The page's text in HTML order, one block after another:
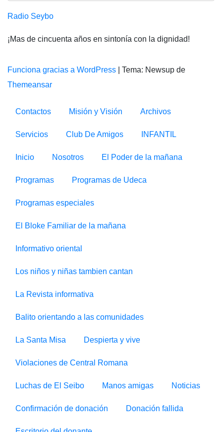
Radio Seybo
¡Mas de cincuenta años en sintonía con la dignidad!
Funciona gracias a WordPress
Tema: Newsup de
Themeansar
Contactos Misión y Visión Archivos
Servicios Club De Amigos INFANTIL
Inicio Nosotros El Poder de la mañana
Programas Programas de Udeca
Programas especiales
El Bloke Familiar de la mañana
Informativo oriental
Los niños y niñas tambien cantan
La Revista informativa
Balito orientando a las comunidades
La Santa Misa Despierta y vive
Violaciones de Central Romana
Luchas de El Seibo Manos amigas Noticias
Confirmación de donación Donación fallida